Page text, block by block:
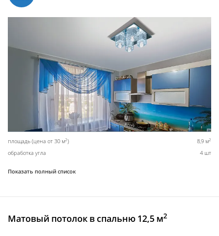
площадь (цена от 30 м2) 8,9 м2
обработка угла 4 шт
Показать полный список
Матовый потолок в спальню 12,5 м2